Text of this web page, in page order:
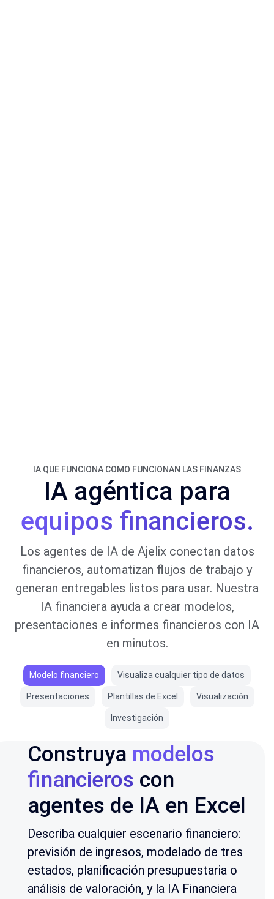
IA QUE FUNCIONA COMO FUNCIONAN LAS FINANZAS
IA agéntica para
equipos financieros.
Los agentes de IA de Ajelix conectan datos
financieros, automatizan flujos de trabajo y
generan entregables listos para usar. Nuestra
IA financiera ayuda a crear modelos,
presentaciones e informes financieros con IA
en minutos.
Modelo financiero Visualiza cualquier tipo de datos
Presentaciones Plantillas de Excel Visualización
Investigación
Construya modelos
financieros con
agentes de IA en Excel
Describa cualquier escenario financiero:
previsión de ingresos, modelado de tres
estados, planificación presupuestaria o
análisis de valoración, y la IA Financiera